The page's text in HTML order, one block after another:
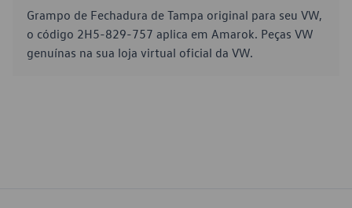
Grampo de Fechadura de Tampa original para seu VW,
o código 2H5-829-757 aplica em Amarok. Peças VW
genuínas na sua loja virtual oficial da VW.